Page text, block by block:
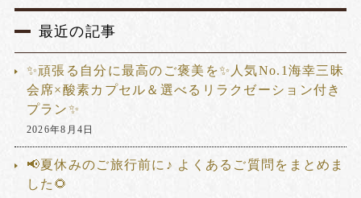
最近の記事
✨頑張る自分に最高のご褒美を✨人気No.1海幸三昧
会席×酸素カプセル＆選べるリラクゼーション付き
プラン✨
2026年8月4日
📢夏休みのご旅行前に♪ よくあるご質問をまとめま
した🌻